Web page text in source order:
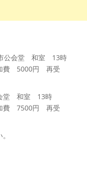
公会堂 和室 13時
費 5000円 再受
堂 和室 13時
費 7500円 再受